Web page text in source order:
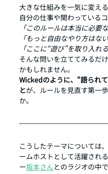
大きな仕組みを一気に変え
自分の仕事や関わっている
「このルールは本当に必要
「もっと自由なやり方はない
「ここに“遊び”を取り入れ
そんな問いを立ててみるだ
かもしれません。
Wickedのように、“語られ
とが、ルールを見直す第一
か。
こうしたテーマについては
ームホストとして活躍され
ー坂本さんとのラジオの中